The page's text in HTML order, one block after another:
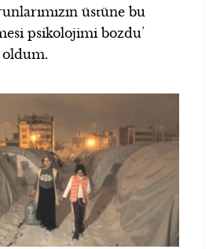
üstüne bu
psikolojimi bozdu’
oldum.